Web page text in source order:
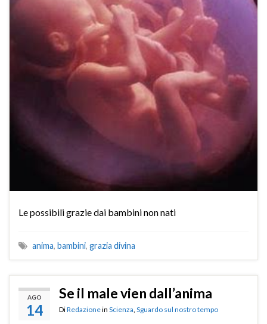
Le possibili grazie dai bambini non nati
anima, bambini, grazia divina
AGO
14
Se il male vien dall’anima
DiRedazionein Scienza, Sguardo sul nostro tempo